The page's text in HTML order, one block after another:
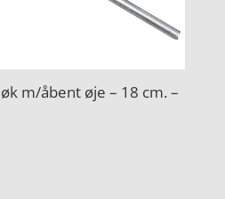
m/åbent øje – 18 cm. –